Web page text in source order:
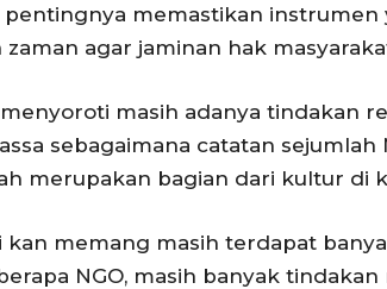
pentingnya memastikan instrumen
agar jaminan hak
masih adanya tindakan
sebagaimana catatan sejumlah
merupakan bagian dari kultur di
kan memang masih terdapat
NGO, masih banyak